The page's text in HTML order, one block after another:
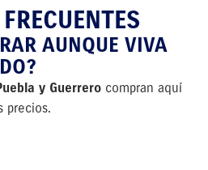
AUNQUE VIVA
y Guerrerocompran aquí
precios.